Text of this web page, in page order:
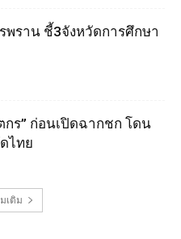
พราน ชี้3จังหวัดการศึกษา
กร” ก่อนเปิดฉากชก โดน
ไทย
เติม